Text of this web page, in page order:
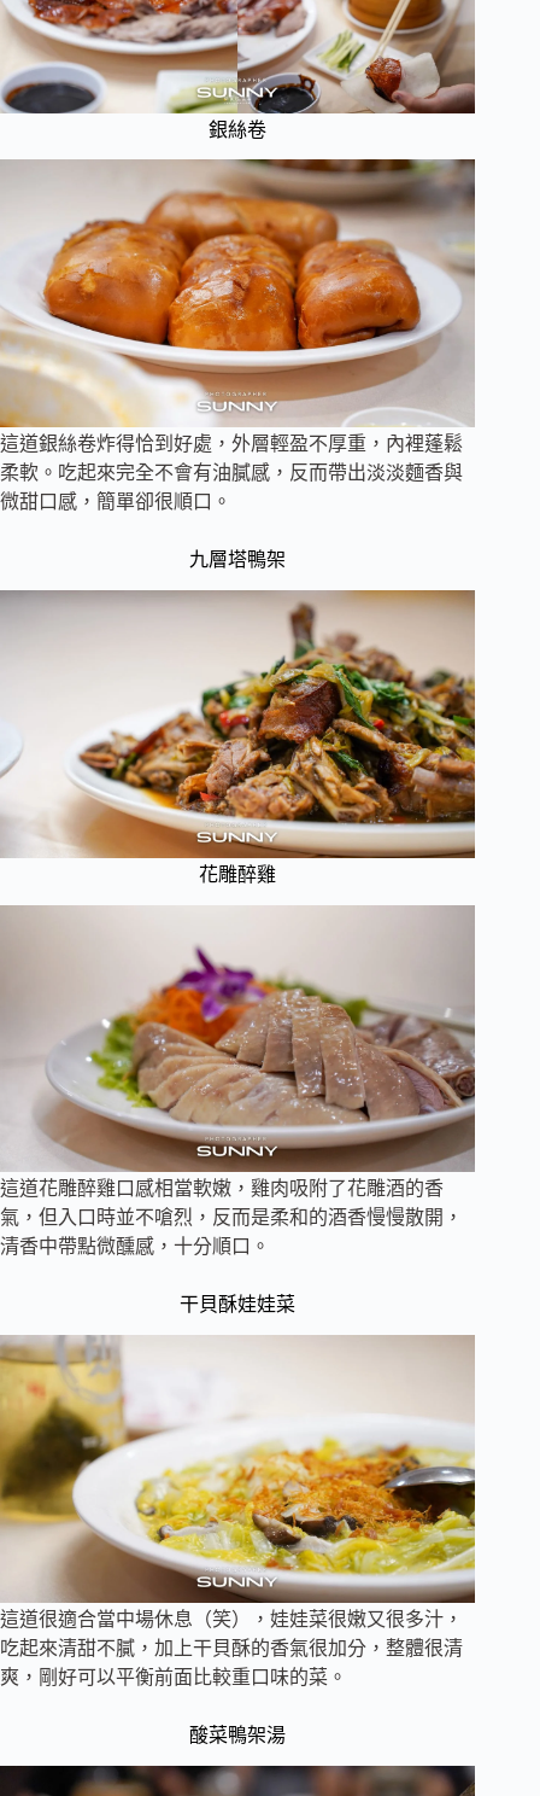
銀絲卷
這道銀絲卷炸得恰到好處，外層輕盈不厚重，內裡蓬鬆
柔軟。吃起來完全不會有油膩感，反而帶出淡淡麵香與
微甜口感，簡單卻很順口。
九層塔鴨架
花雕醉雞
這道花雕醉雞口感相當軟嫩，雞肉吸附了花雕酒的香
氣，但入口時並不嗆烈，反而是柔和的酒香慢慢散開，
清香中帶點微醺感，十分順口。
干貝酥娃娃菜
這道很適合當中場休息（笑），娃娃菜很嫩又很多汁，
吃起來清甜不膩，加上干貝酥的香氣很加分，整體很清
爽，剛好可以平衡前面比較重口味的菜。
酸菜鴨架湯